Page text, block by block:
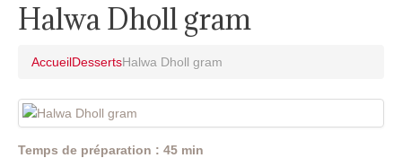
Halwa Dholl gram
AccueilDessertsHalwa Dholl gram
Temps de préparation : 45 min